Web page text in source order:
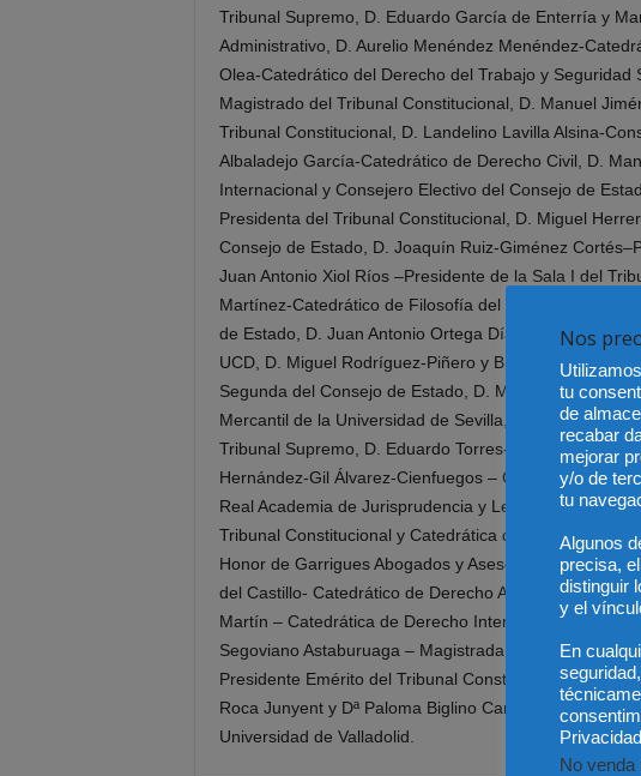
Tribunal Supremo, D. Eduardo García de Enterría y
Administrativo, D. Aurelio Menéndez Menéndez-
Olea-Catedrático del Derecho del Trabajo y Seguridad
Magistrado del Tribunal Constitucional, D. Manuel
Tribunal Constitucional, D. Landelino Lavilla Alsina-
Albaladejo García-Catedrático de Derecho Civil, D.
Internacional y Consejero Electivo del Consejo de
Presidenta del Tribunal Constitucional, D. Miguel
Consejo de Estado, D. Joaquín Ruiz-Giménez
Juan Antonio Xiol Ríos –Presidente de la Sala I del
Martínez-Catedrático de Filosofía del Derecho, D.
de Estado, D. Juan Antonio Ortega Díaz-Ambrona-
UCD, D. Miguel Rodríguez-Piñero y Bravo-
Segunda del Consejo de Estado, D. Manuel Olivencia
Mercantil de la Universidad de Sevilla, D. Fernando
Tribunal Supremo, D. Eduardo Torres-Dulce Lifante
Hernández-Gil Álvarez-Cienfuegos – Catedrático de
Real Academia de Jurisprudencia y Legislación, Dña.
Tribunal Constitucional y Catedrática de Derecho Civil,
Honor de Garrigues Abogados y Asesores Tributarios,
del Castillo- Catedrático de Derecho Administrativo de
Martín – Catedrática de Derecho Internacional Público
Segoviano Astaburuaga – Magistrada del Tribunal
Presidente Emérito del Tribunal Constitucional, D.
Roca Junyent y Dª Paloma Biglino Campos-
Universidad de Valladolid.
Nos
tu
de
recabar
mejorar
y/o de
tu
Algunos
precisa,
distinguir
y el
En
No venda